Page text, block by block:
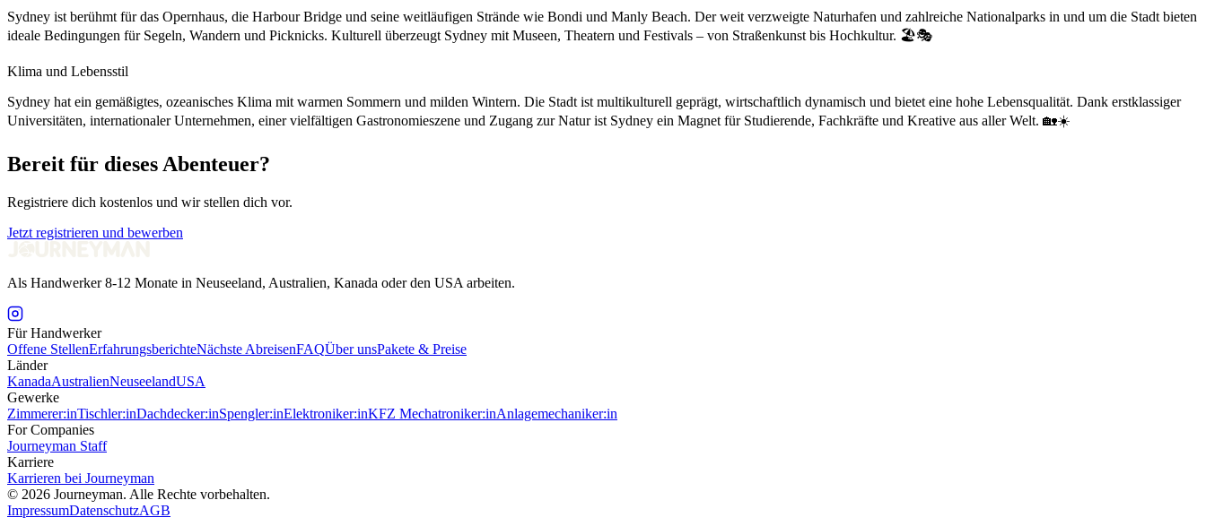
Sydney ist berühmt für das Opernhaus, die Harbour Bridge und seine weitläufigen Strände wie Bondi und Manly Beach. Der weit verzweigte Naturhafen und zahlreiche Nationalparks in und um die Stadt bieten
ideale Bedingungen für Segeln, Wandern und Picknicks. Kulturell überzeugt Sydney mit Museen, Theatern und Festivals – von Straßenkunst bis Hochkultur. 🏖️🎭
Klima und Lebensstil
Sydney hat ein gemäßigtes, ozeanisches Klima mit warmen Sommern und milden Wintern. Die Stadt ist multikulturell geprägt, wirtschaftlich dynamisch und bietet eine hohe Lebensqualität. Dank erstklassiger
Universitäten, internationaler Unternehmen, einer vielfältigen Gastronomieszene und Zugang zur Natur ist Sydney ein Magnet für Studierende, Fachkräfte und Kreative aus aller Welt. 🏡☀️
Bereit für dieses Abenteuer?
Registriere dich kostenlos und wir stellen dich vor.
Jetzt registrieren und bewerben
Als Handwerker 8-12 Monate in Neuseeland, Australien, Kanada oder den USA arbeiten.
Für Handwerker
Offene StellenErfahrungsberichteNächste AbreisenFAQÜber unsPakete & Preise
Länder
KanadaAustralienNeuseelandUSA
Gewerke
Zimmerer:inTischler:inDachdecker:inSpengler:inElektroniker:inKFZ Mechatroniker:inAnlagemechaniker:in
For Companies
Journeyman Staff
Karriere
Karrieren bei Journeyman
© 2026 Journeyman. Alle Rechte vorbehalten.
ImpressumDatenschutzAGB